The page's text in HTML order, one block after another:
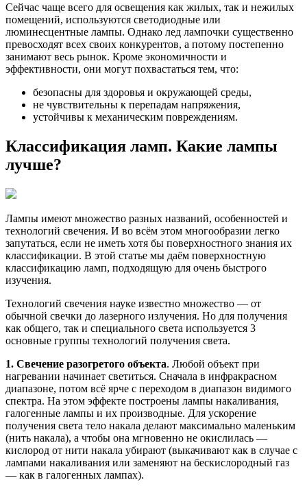
Сейчас чаще всего для освещения как жилых, так и нежилых
помещений, используются светодиодные или
люминесцентные лампы. Однако лед лампочки существенно
превосходят всех своих конкурентов, а потому постепенно
занимают весь рынок. Кроме экономичности и
эффективности, они могут похвастаться тем, что:
безопасны для здоровья и окружающей среды,
не чувствительны к перепадам напряжения,
устойчивы к механическим повреждениям.
Классификация ламп. Какие лампы
лучше?
Лампы имеют множество разных названий, особенностей и
технологий свечения. И во всём этом многообразии легко
запутаться, если не иметь хотя бы поверхностного знания их
классификации. В этой статье мы даём поверхностную
классификацию ламп, подходящую для очень быстрого
изучения.
Технологий свечения науке известно множество — от
обычной свечки до лазерного излучения. Но для получения
как общего, так и специального света используется 3
основные группы технологий получения света.
1. Свечение разогретого объекта. Любой объект при
нагревании начинает светиться. Сначала в инфракрасном
диапазоне, потом всё ярче с переходом в диапазон видимого
спектра. На этом эффекте построены лампы накаливания,
галогенные лампы и их производные. Для ускорение
получения света тело накала делают максимально маленьким
(нить накала), а чтобы она мгновенно не окислилась —
кислород от нити накала убирают (выкачивают как в случае с
лампами накаливания или заменяют на бескислородный газ
— как в галогенных лампах).